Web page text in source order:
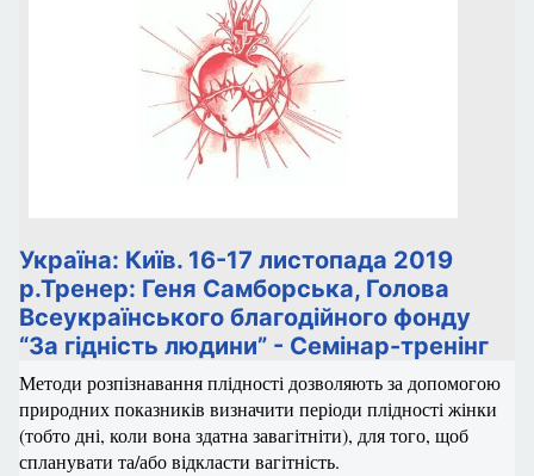
Україна: Київ. 16-17 листопада 2019
р.Тренер: Геня Самборська, Голова
Всеукраїнського благодійного фонду
“За гідність людини” - Семінар-тренінг
Методи розпізнавання плідності дозволяють за допомогою
природних показників визначити періоди плідності жінки
(тобто дні, коли вона здатна завагітніти), для того, щоб
спланувати та/або відкласти вагітність.